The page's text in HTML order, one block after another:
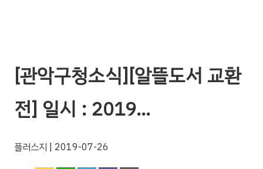
[관악구청소식][알뜰도서 교환
전] 일시 : 2019…
플러스지 | 2019-07-26